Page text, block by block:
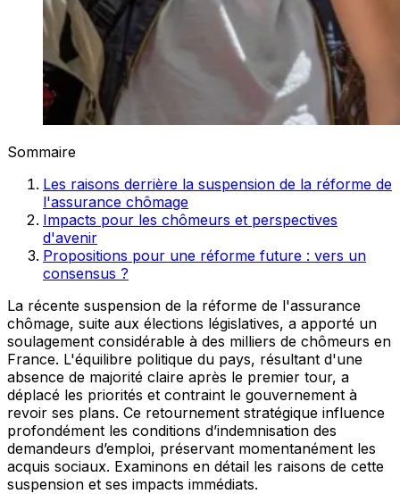
Sommaire
Les raisons derrière la suspension de la réforme de
l'assurance chômage
Impacts pour les chômeurs et perspectives
d'avenir
Propositions pour une réforme future : vers un
consensus ?
La récente suspension de la réforme de l'assurance
chômage, suite aux élections législatives, a apporté un
soulagement considérable à des milliers de chômeurs en
France. L'équilibre politique du pays, résultant d'une
absence de majorité claire après le premier tour, a
déplacé les priorités et contraint le gouvernement à
revoir ses plans. Ce retournement stratégique influence
profondément les conditions d’indemnisation des
demandeurs d’emploi, préservant momentanément les
acquis sociaux. Examinons en détail les raisons de cette
suspension et ses impacts immédiats.